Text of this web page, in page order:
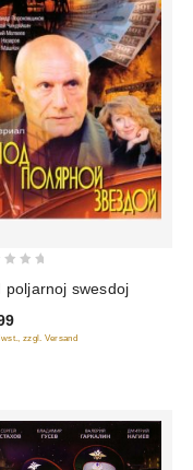
poljarnoj swesdoj
zzgl. Versand